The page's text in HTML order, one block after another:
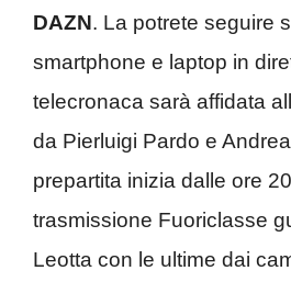
DAZN. La potrete seguire
smartphone e laptop in
telecronaca sarà affidata
da Pierluigi Pardo e
prepartita inizia dalle ore
trasmissione Fuoriclasse
Leotta con le ultime dai